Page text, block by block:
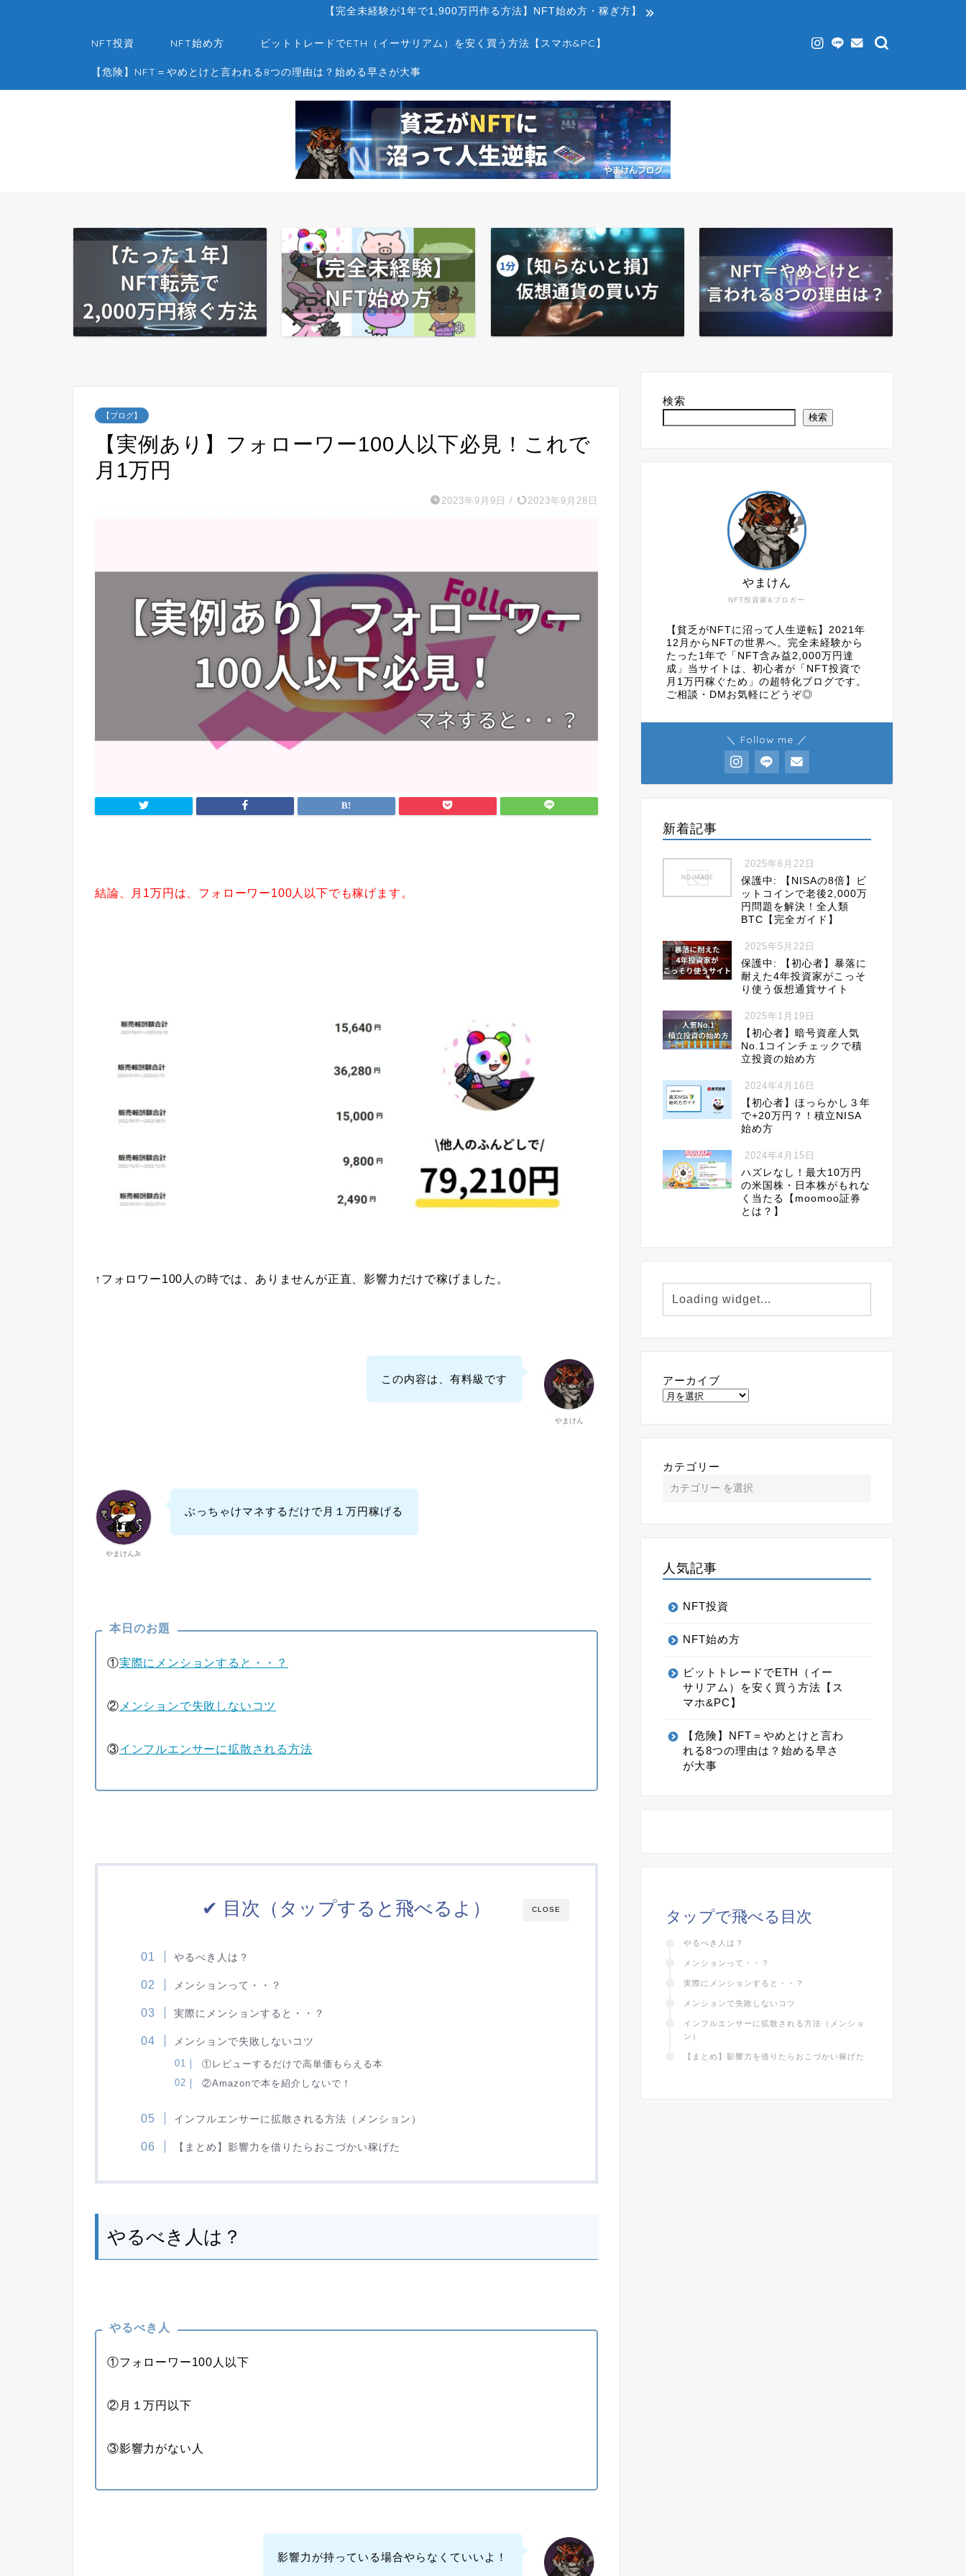
【完全未経験が1年で1,900万円作る方法】NFT始め方・稼ぎ方】
NFT投資 NFT始め方 ビットトレードでETH（イーサリアム）を安く買う方法【スマホ&PC】
【危険】NFT＝やめとけと言われる8つの理由は？始める早さが大事
【ブログ】
【実例あり】フォローワー100人以下必見！これで
月1万円
2023年9月9日 / 2023年9月28日
結論、月1万円は、フォローワー100人以下でも稼げます。
↑フォロワー100人の時では、ありませんが正直、影響力だけで稼げました。
やまけん
この内容は、有料級です
やまけんJr.
ぶっちゃけマネするだけで月１万円稼げる
本日のお題
①実際にメンションすると・・？
② メンションで失敗しないコツ
③インフルエンサーに拡散される方法
CLOSE
✔︎ 目次（タップすると飛べるよ）
やるべき人は？
メンションって・・？
実際にメンションすると・・？
メンションで失敗しないコツ
①レビューするだけで高単価もらえる本
②Amazonで本を紹介しないで！
インフルエンサーに拡散される方法（メンション）
【まとめ】影響力を借りたらおこづかい稼げた
やるべき人は？
やるべき人
①フォローワー100人以下
②月１万円以下
③影響力がない人
影響力が持っている場合やらなくていいよ！
検索
検索
NFT投資家&ブロガー
やまけん
【貧乏がNFTに沼って人生逆転】2021年
12月からNFTの世界へ。完全未経験から
たった1年で「NFT含み益2,000万円達
成」当サイトは、初心者が「NFT投資で
月1万円稼ぐため」の超特化ブログです。
ご相談・DMお気軽にどうぞ◎
＼ Follow me ／
新着記事
2025年6月22日
保護中: 【NISAの8倍】ビ
ットコインで老後2,000万
円問題を解決！全人類
BTC【完全ガイド】
2025年5月22日
保護中: 【初心者】暴落に
耐えた4年投資家がこっそ
り使う仮想通貨サイト
2025年1月19日
【初心者】暗号資産人気
No.1コインチェックで積
立投資の始め方
2024年4月16日
【初心者】ほっらかし３年
で+20万円？！積立NISA
始め方
2024年4月15日
ハズレなし！最大10万円
の米国株・日本株がもれな
く当たる【moomoo証券
とは？】
アーカイブ
カテゴリー
人気記事
NFT投資
NFT始め方
ビットトレードでETH（イー
サリアム）を安く買う方法【ス
マホ&PC】
【危険】NFT＝やめとけと言わ
れる8つの理由は？始める早さ
が大事
タップで飛べる目次
やるべき人は？
メンションって・・？
実際にメンションすると・・？
メンションで失敗しないコツ
インフルエンサーに拡散される方法（メンショ
ン）
【まとめ】影響力を借りたらおこづかい稼げた